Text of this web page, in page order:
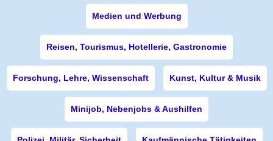
Medien und Werbung
Reisen, Tourismus, Hotellerie, Gastronomie
Forschung, Lehre, Wissenschaft Kunst, Kultur & Musik
Minijob, Nebenjobs & Aushilfen